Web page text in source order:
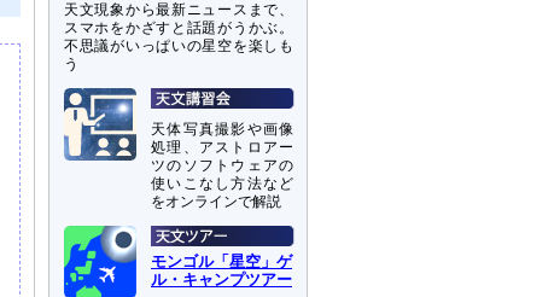
天文現象から最新ニュースまで、
スマホをかざすと話題がうかぶ。
不思議がいっぱいの星空を楽しも
う
天体写真撮影や画像
処理、アストロアー
ツのソフトウェアの
使いこなし方法など
をオンラインで解説
モンゴル「星空」ゲ
ル・キャンプツアー